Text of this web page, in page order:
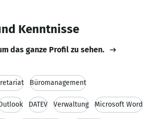
Kenntnisse
das ganze Profil zu sehen.
Büromanagement
DATEV Verwaltung Microsoft Word